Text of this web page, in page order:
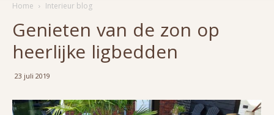
Home
Interieur blog
Genieten van de zon op
heerlijke ligbedden
23 juli 2019